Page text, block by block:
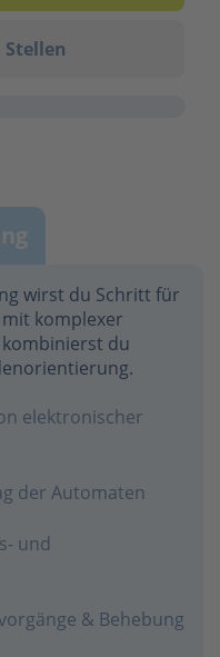
wirst du Schritt für
komplexer
du
elektronischer
der Automaten
und
& Behebung